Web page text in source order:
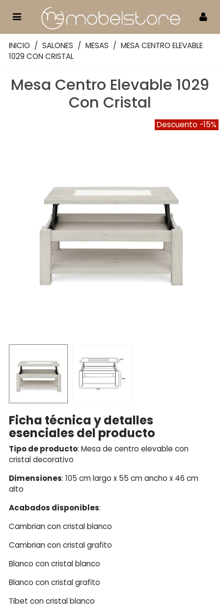
INICIO / SALONES / MESAS / MESA CENTRO ELEVABLE
1029 CON CRISTAL
Mesa Centro Elevable 1029
Con Cristal
Descuento -15%
Ficha técnica y detalles
esenciales del producto
Tipo de producto: Mesa de centro elevable con
cristal decorativo
Dimensiones: 105 cm largo x 55 cm ancho x 46 cm
alto
Acabados disponibles:
Cambrian con cristal blanco
Cambrian con cristal grafito
Blanco con cristal blanco
Blanco con cristal grafito
Tibet con cristal blanco